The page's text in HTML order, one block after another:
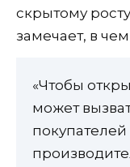
скрытому
замечает, в
«Чтобы
может